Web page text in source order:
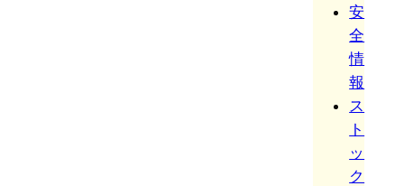
安
全
情
報
ス
ト
ッ
ク